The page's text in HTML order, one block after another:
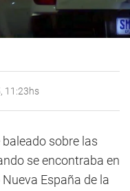
11:23hs
sobre las
se encontraba en
España de la